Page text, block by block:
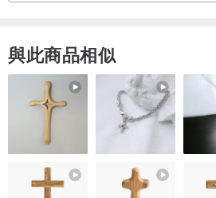
乃為正常現象。
2、需手洗，勿與其它衣物同時清洗。
3、清水洗或使用中性洗潔劑、冷洗精，
4、清洗2-3次，每次漂洗1至2分鐘，脫
與此商品相似